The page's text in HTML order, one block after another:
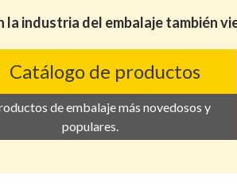
la industria del embalaje también
Catálogo de productos
de embalaje más novedosos y
populares.